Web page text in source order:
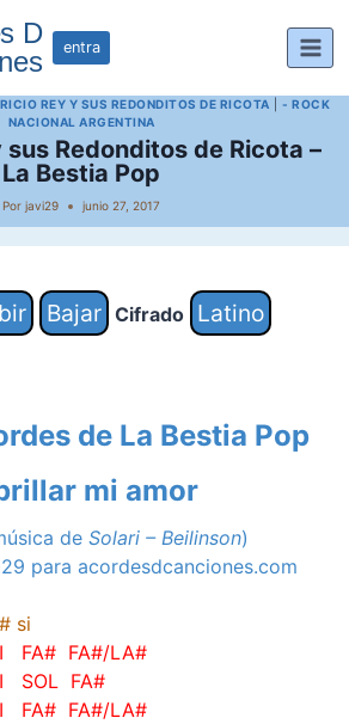
D
entra
REY Y SUS REDONDITOS DE RICOTA |- ROCK
NACIONAL ARGENTINA
Redonditos de Ricota –
La Bestia Pop
Por javi29 junio 27, 2017
Bajar Cifrado
Latino
de La Bestia Pop
mi amor
de Solari – Beilinson)
para acordesdcanciones.com
si
FA#/LA#
SOL FA#
FA#/LA#